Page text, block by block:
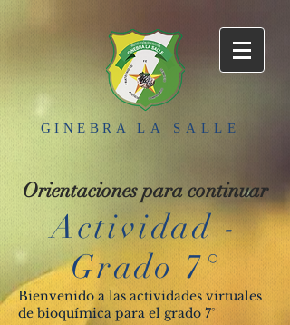
LA SALLE
GINEBRA
Orientaciones para continuar
Actividad -
Grado 7°
Bienvenido a las actividades virtuales
de bioquímica para el grado 7°